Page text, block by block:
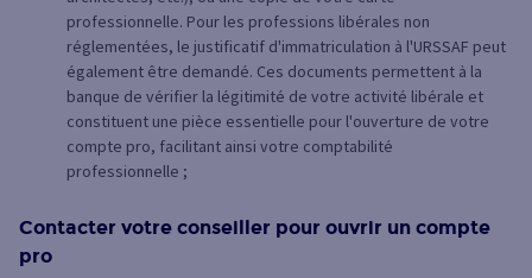
professionnelle. Pour les professions libérales non
réglementées, le justificatif d'immatriculation à l'URSSAF peut
également être demandé. Ces documents permettent à la
banque de vérifier la légitimité de votre activité libérale et
constituent une pièce essentielle pour l'ouverture de votre
compte pro, facilitant ainsi votre comptabilité
professionnelle ;
Contacter votre conseiller pour ouvrir un compte
pro